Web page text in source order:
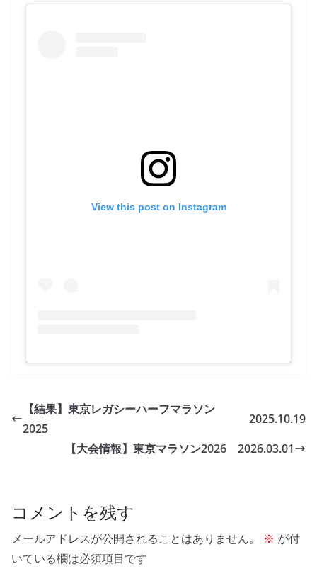
View this post on Instagram
【結果】東京レガシーハーフマラソン
2025
2025.10.19
【大会情報】東京マラソン2026 2026.03.01
コメントを残す
メールアドレスが公開されることはありません。 ※ が付
いている欄は必須項目です